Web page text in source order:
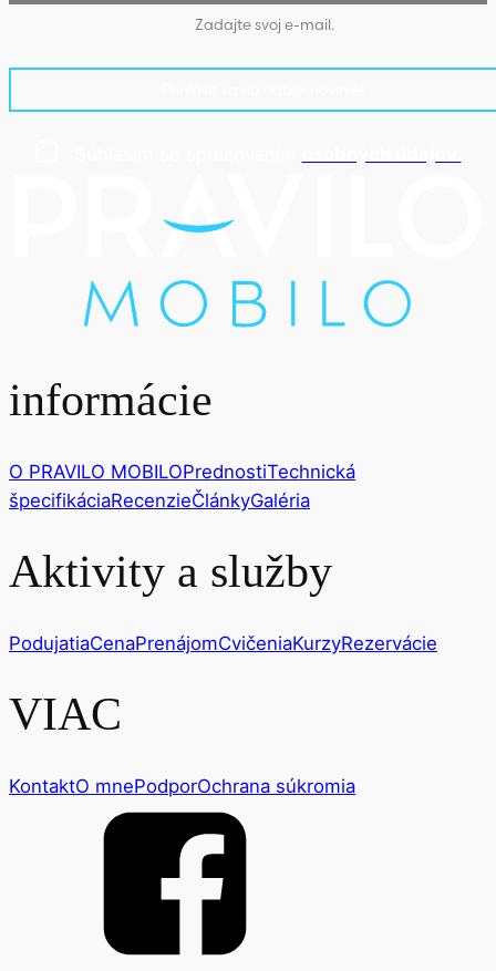
informácie
O PRAVILO MOBILOPrednostiTechnická
špecifikáciaRecenzieČlánkyGaléria
Aktivity a služby
PodujatiaCenaPrenájomCvičeniaKurzyRezervácie
VIAC
KontaktO mnePodporOchrana súkromia